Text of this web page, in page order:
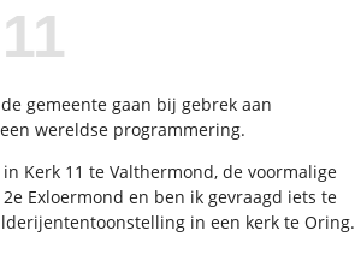
gemeente gaan bij gebrek aan
wereldse programmering.
Kerk 11 te Valthermond, de voormalige
Exloermond en ben ik gevraagd iets te
in een kerk te Oring.